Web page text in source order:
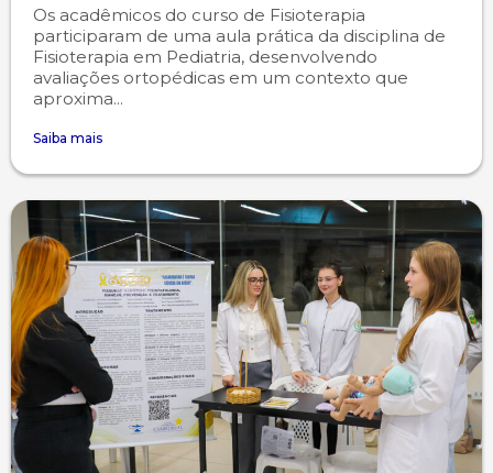
Os acadêmicos do curso de Fisioterapia
participaram de uma aula prática da disciplina de
Fisioterapia em Pediatria, desenvolvendo
avaliações ortopédicas em um contexto que
aproxima...
Saiba mais